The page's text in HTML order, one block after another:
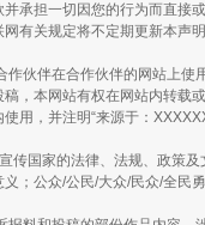
山西：不断增
承担一切因您的行为而直接
有关规定将不定期更新本声明
伙伴在合作伙伴的网站上使
，本网站有权在网站内转载
，并注明“来源于：
传国家的法律、法规、政策
；公众/公民/大众/民众/全民